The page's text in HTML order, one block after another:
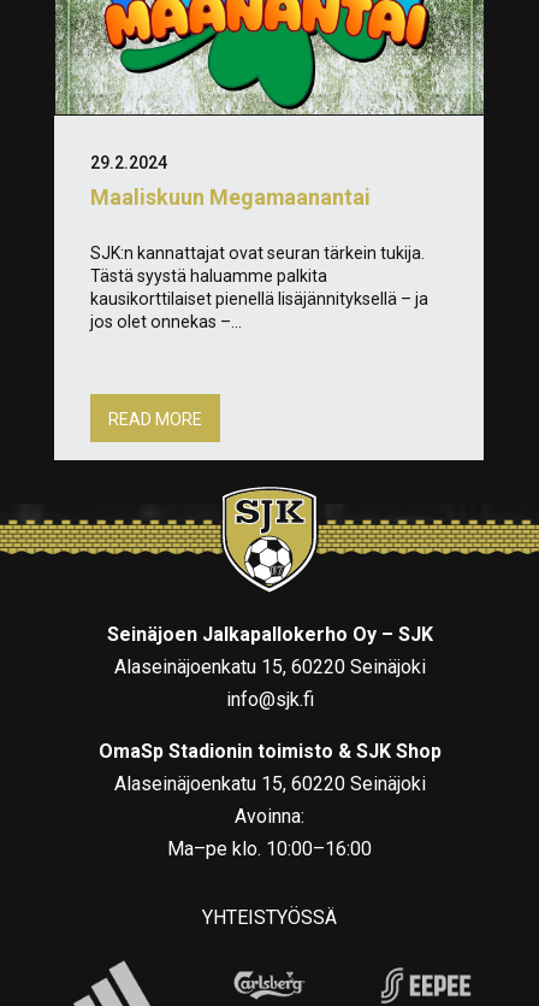
Maaliskuun Megamaanantai
29.2.2024
SJK:n kannattajat ovat seuran tärkein tukija.
Tästä syystä haluamme palkita
kausikorttilaiset pienellä lisäjännityksellä – ja
jos olet onnekas –...
READ MORE
Seinäjoen Jalkapallokerho Oy – SJK
Alaseinäjoenkatu 15, 60220 Seinäjoki
info@sjk.fi
OmaSp Stadionin toimisto & SJK Shop
Alaseinäjoenkatu 15, 60220 Seinäjoki
Avoinna:
Ma–pe klo. 10:00–16:00
YHTEISTYÖSSÄ